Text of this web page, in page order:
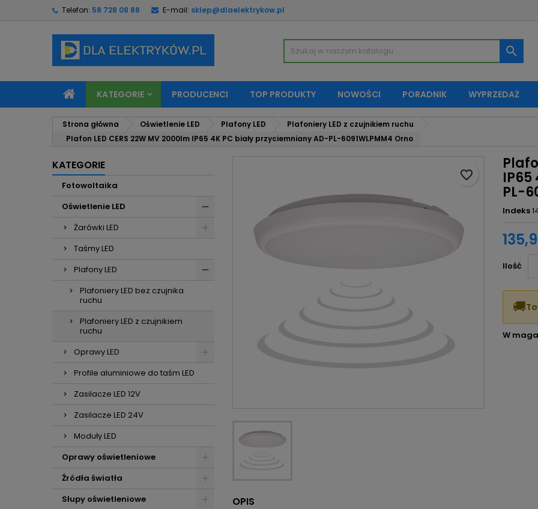
Telefon: 58 728 08 88 E-mail: sklep@dlaelektrykow.pl

KATEGORIE PRODUCENCI TOP PRODUKTY NOWOŚCI PORADNIK WYPRZEDAŻ
Strona główna Oświetlenie LED Plafony LED
Plafoniery LED z czujnikiem ruchu
Plafon LED CERS 22W MV 2000lm IP65 4K PC biały przyciemniany AD-PL-6091WLPMM4 Orno
KATEGORIE
Fotowoltaika
Oświetlenie LED
Żarówki LED
Taśmy LED
Plafony LED
Plafoniery LED bez czujnika
ruchu
Plafoniery LED z czujnikiem
ruchu
Oprawy LED
Profile aluminiowe do taśm LED
Zasilacze LED 12V
Zasilacze LED 24V
Moduły LED
Oprawy oświetleniowe
Źródła światła
Słupy oświetleniowe
PL-
Indeks
Ilość
favorite_border
🚚
W
OPIS
Moje listy życzeń
Utwórz nową listę
Utwórz listę życzeń
Zaloguj się
Musisz być zalogowany by zapisać produkty na swojej liście życzeń.